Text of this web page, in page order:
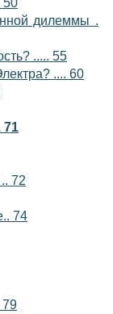
50
дилеммы .
..... 55
.... 60
71
72
74
79